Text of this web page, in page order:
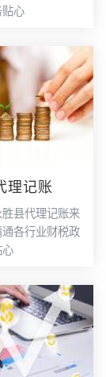
贴心
理记账
县代理记账来
各行业财税政
心